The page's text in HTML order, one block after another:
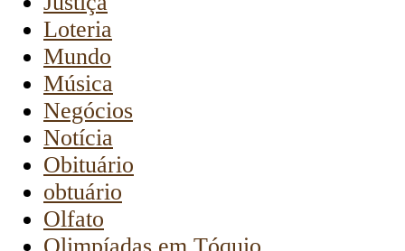
Loteria
Mundo
Música
Negócios
Notícia
Obituário
obtuário
Olfato